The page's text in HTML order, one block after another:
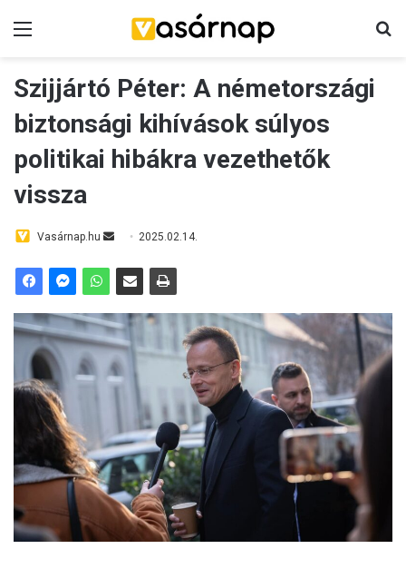
Szijjártó Péter: A németországi
biztonsági kihívások súlyos
politikai hibákra vezethetők
vissza
Vasárnap.hu
a
n
m
i
l
2025.02.14.